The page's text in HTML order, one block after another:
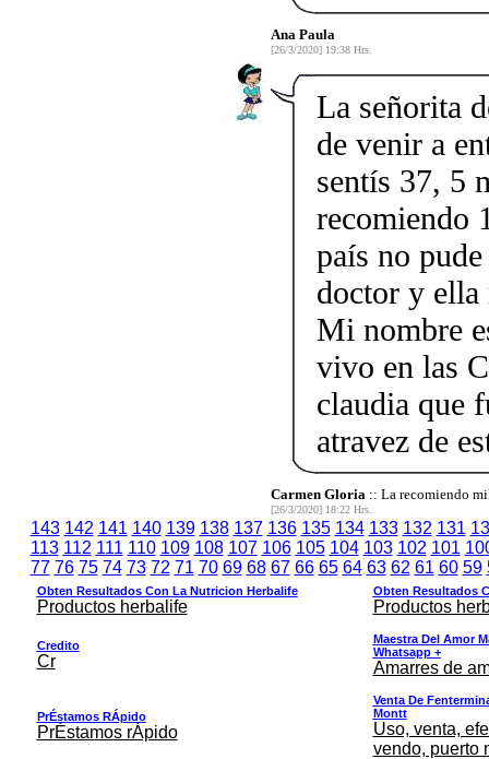
Ana Paula
[26/3/2020] 19:38 Hrs.
La señorita
de venir a
sentís 37, 5
recomiendo
país no
doctor y ella
Mi nombre
vivo en las
claudia que
atravez de
Carmen Gloria :: La recomiendo
[26/3/2020] 18:22 Hrs.
143 142 141 140 139 138 137 136 135 134 133 132 131
113 112 111 110 109 108 107 106 105 104 103 102 101
77 76 75 74 73 72 71 70 69 68 67 66 65 64 63 62 61 60 59
Obten Resultados Con La Nutricion Herbalife
Productos herbalife
Obten Resultados
Productos
Credito
Cr
Maestra Del Amor
Whatsapp +
Amarres de
PrÉstamos RÁpido
PrÉstamos rÁpido
Venta De
Montt
Uso, venta,
vendo, puerto